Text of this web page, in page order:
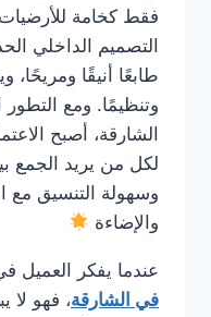
فقط كخامة
التصميم الداخلي
طابعًا أنيقًا ومريحًا،
وتنظيمًا. ومع
الشارقة، أصبح
لكل من يريد الجمع
وسهولة التنسيق مع
والإضاءة
عندما يفكر العميل
في الشارقة، فهو